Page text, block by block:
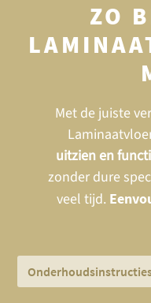
ZO
Met de juiste
uitzien en
zonder dure
veel tijd.